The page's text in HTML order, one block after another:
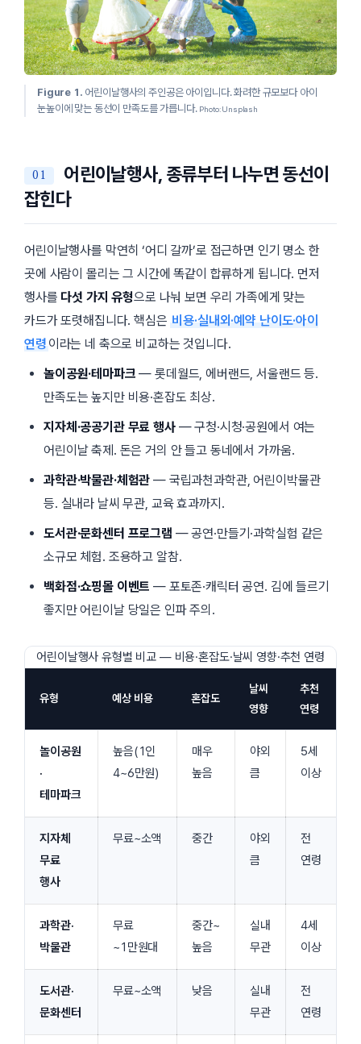
Figure 1. 어린이날행사의 주인공은 아이입니다. 화려한 규모보다 아이
눈높이에 맞는 동선이 만족도를 가릅니다. Photo: Unsplash
어린이날행사, 종류부터 나누면 동선이
잡힌다
어린이날행사를 막연히 ‘어디 갈까’로 접근하면 인기 명소 한
곳에 사람이 몰리는 그 시간에 똑같이 합류하게 됩니다. 먼저
행사를 다섯 가지 유형으로 나눠 보면 우리 가족에게 맞는
카드가 또렷해집니다. 핵심은 비용·실내외·예약 난이도·아이
연령 이라는 네 축으로 비교하는 것입니다.
놀이공원·테마파크 — 롯데월드, 에버랜드, 서울랜드 등.
만족도는 높지만 비용·혼잡도 최상.
지자체·공공기관 무료 행사— 구청·시청·공원에서 여는
어린이날 축제. 돈은 거의 안 들고 동네에서 가까움.
과학관·박물관·체험관 — 국립과천과학관, 어린이박물관
등. 실내라 날씨 무관, 교육 효과까지.
도서관·문화센터 프로그램 — 공연·만들기·과학실험 같은
소규모 체험. 조용하고 알참.
백화점·쇼핑몰 이벤트 — 포토존·캐릭터 공연. 김에 들르기
좋지만 어린이날 당일은 인파 주의.
어린이날행사 유형별 비교 — 비용·혼잡도·날씨 영향·추천 연령
유형 예상 비용 혼잡도
날씨
영향
추천
연령
놀이공원
·
테마파크
높음(1인
4~6만원)
매우
높음
야외
큼
5세
이상
지자체
무료
행사
무료~소액 중간
야외
큼
전
연령
과학관·
박물관
무료
~1만원대
중간~
높음
실내
무관
4세
이상
도서관·
문화센터
무료~소액 낮음
실내
무관
전
연령